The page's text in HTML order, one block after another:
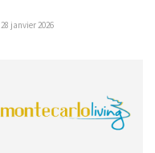
28 janvier 2026